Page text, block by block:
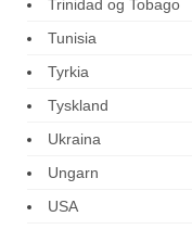
Trinidad og Tobago
Tunisia
Tyrkia
Tyskland
Ukraina
Ungarn
USA